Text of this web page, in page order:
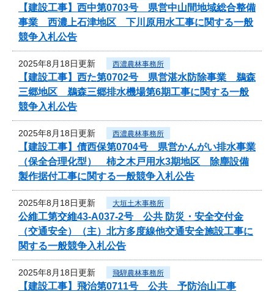
【建設工事】西中第0703号 県営中山間地域総合整備
事業 西濃上石津地区 下川原用水工事に関する一般
競争入札公告
2025年8月18日更新 西濃農林事務所
【建設工事】西た第0702号 県営湛水防除事業 鵜森
三郷地区 鵜森三郷排水機場第6期工事に関する一般
競争入札公告
2025年8月18日更新 西濃農林事務所
【建設工事】債西保第0704号 県営かんがい排水事業
（保全合理化型） 柿之木戸用水3期地区 除塵設備
製作据付工事に関する一般競争入札公告
2025年8月18日更新 大垣土木事務所
公維工第交維43-A037-2号 公共 防災・安全交付金
（交通安全）（主）北方多度線他交通安全施設工事に
関する一般競争入札公告
2025年8月18日更新 飛騨農林事務所
【建設工事】飛治第0711号 公共 予防治山工事